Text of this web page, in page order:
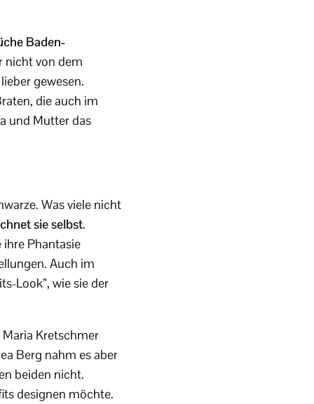
Baden-
nicht von dem
gewesen.
die auch im
und Mutter das
Was viele nicht
sie selbst.
Phantasie
Auch im
Look”, wie sie der
Kretschmer
Berg nahm es aber
beiden nicht.
designen möchte.